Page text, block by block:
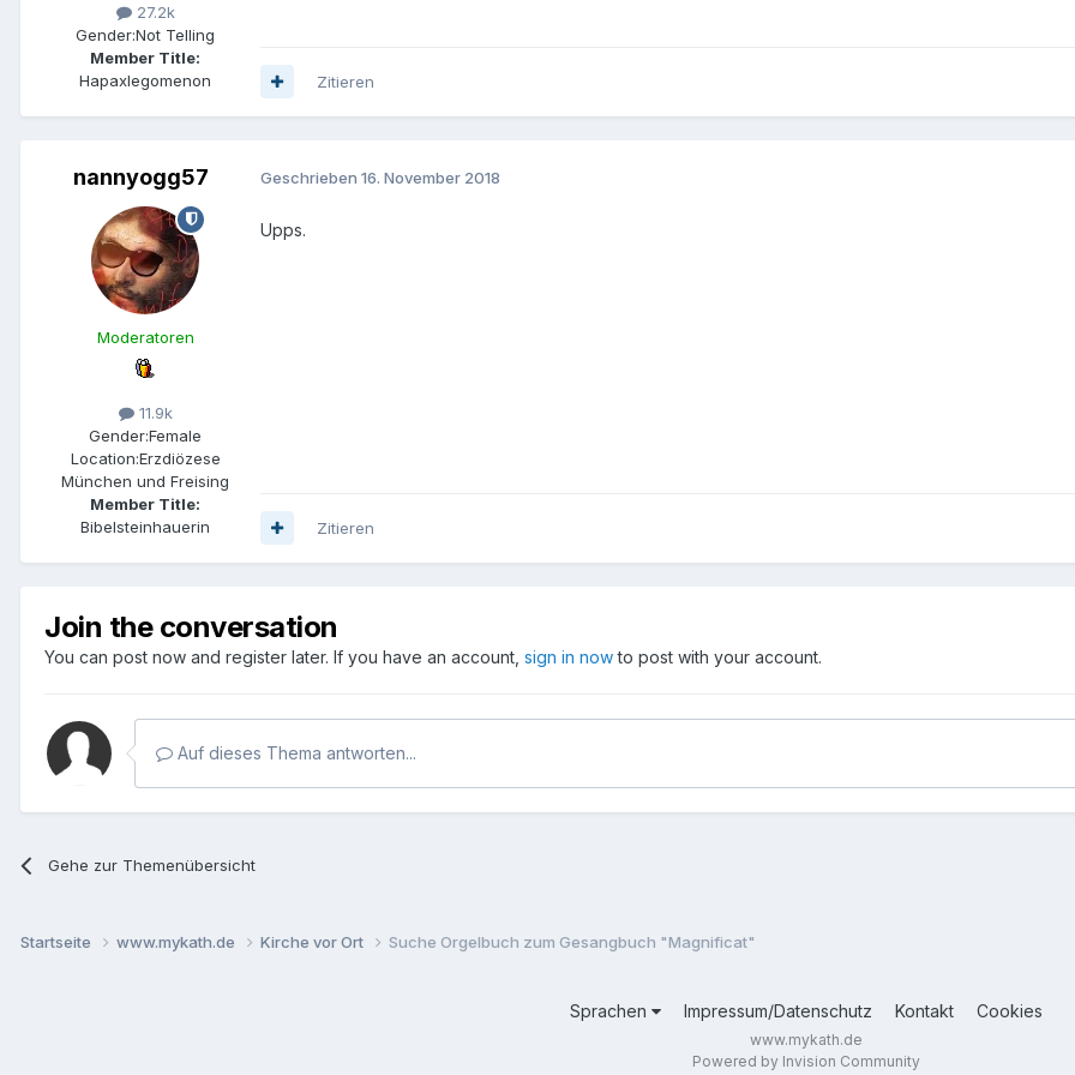
27.2k
Gender:Not Telling
Member Title:
Hapaxlegomenon
Zitieren
nannyogg57
Moderatoren
11.9k
Gender:Female
Location:Erzdiözese
München und Freising
Member Title:
Bibelsteinhauerin
Geschrieben 16. November 2018
Upps.
Zitieren
Join the conversation
You can post now and register later. If you have an account, sign in nowto post with your account.
Auf dieses Thema antworten...
Gehe zur Themenübersicht
Startseite www.mykath.de Kirche vor Ort Suche Orgelbuch zum Gesangbuch "Magnificat"
Sprachen Impressum/Datenschutz Kontakt Cookies
www.mykath.de
Powered by Invision Community